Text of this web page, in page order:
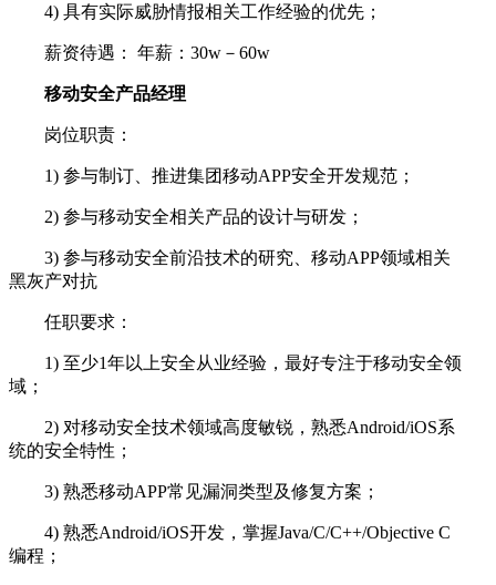
4) 具有实际威胁情报相关工作经验的优先；
薪资待遇： 年薪：30w－60w
移动安全产品经理
岗位职责：
1) 参与制订、推进集团移动APP安全开发规范；
2) 参与移动安全相关产品的设计与研发；
3) 参与移动安全前沿技术的研究、移动APP领域相关
黑灰产对抗
任职要求：
1) 至少1年以上安全从业经验，最好专注于移动安全领
域；
2) 对移动安全技术领域高度敏锐，熟悉Android/iOS系
统的安全特性；
3) 熟悉移动APP常见漏洞类型及修复方案；
4) 熟悉Android/iOS开发，掌握Java/C/C++/Objective C
编程；